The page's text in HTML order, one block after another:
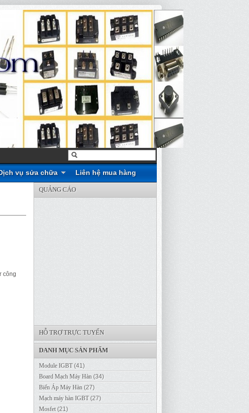
vụ sửa chữa Liên hệ mua hàng
công
QUẢNG CÁO
HỖ TRỢ TRỰC TUYẾN
DANH MỤC SẢN PHẨM
Module IGBT (41)
Board Mạch Máy Hàn (34)
Biến Áp Máy Hàn (27)
Mạch máy hàn IGBT (27)
Mosfet (21)